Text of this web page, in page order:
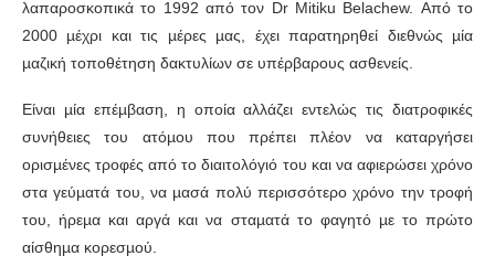
λαπαροσκοπικά το 1992 από τον Dr Mitiku Belachew. Από το
2000 µέχρι και τις µέρες µας, έχει παρατηρηθεί διεθνώς µία
µαζική τοποθέτηση δακτυλίων σε υπέρβαρους ασθενείς.
Είναι µία επέµβαση, η οποία αλλάζει εντελώς τις διατροφικές
συνήθειες του ατόµου που πρέπει πλέον να καταργήσει
ορισµένες τροφές από το διαιτολόγιό του και να αφιερώσει χρόνο
στα γεύµατά του, να µασά πολύ περισσότερο χρόνο την τροφή
του, ήρεµα και αργά και να σταµατά το φαγητό µε το πρώτο
αίσθηµα κορεσµού.